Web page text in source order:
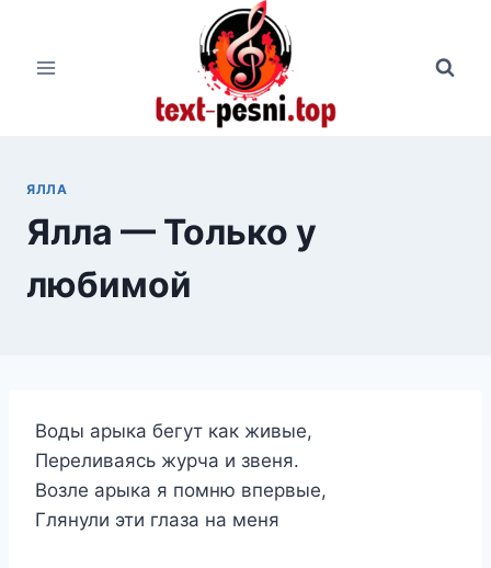
содержимому
ЯЛЛА
Ялла — Только у
любимой
Воды арыка бегут как живые,
Переливаясь журча и звеня.
Возле арыка я помню впервые,
Глянули эти глаза на меня